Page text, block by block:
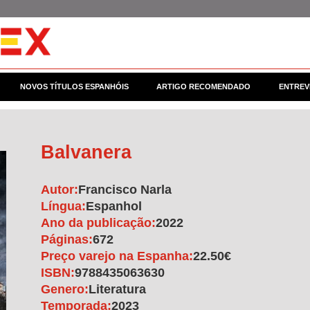
NOVOS TÍTULOS ESPANHÓIS ARTIGO RECOMENDADO
Balvanera
Autor:Francisco Narla
Língua:Espanhol
Ano da publicação:2022
Páginas:672
Preço varejo na Espanha:22.50€
ISBN:9788435063630
Genero:Literatura
Temporada:2023